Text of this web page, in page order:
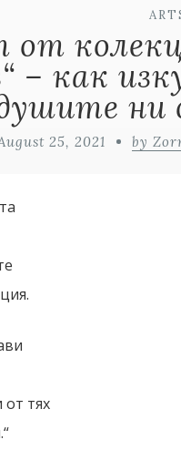
от
– как
ни
25, 2021 by
тях